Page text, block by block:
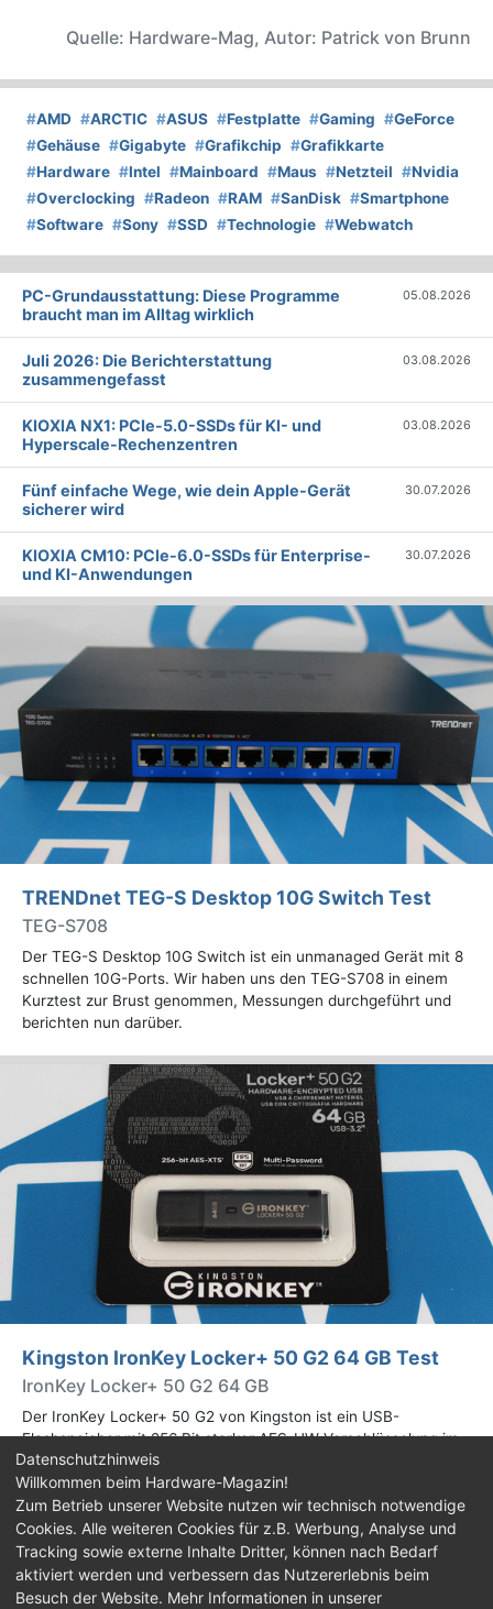
Quelle: Hardware-Mag, Autor: Patrick von Brunn
#AMD #ARCTIC #ASUS #Festplatte #Gaming #GeForce
#Gehäuse #Gigabyte #Grafikchip #Grafikkarte
#Hardware #Intel #Mainboard #Maus #Netzteil #Nvidia
#Overclocking #Radeon #RAM #SanDisk #Smartphone
#Software #Sony #SSD #Technologie #Webwatch
PC-Grundausstattung: Diese Programme
braucht man im Alltag wirklich
05.08.2026
Juli 2026: Die Bericht­erstattung
zusammengefasst
03.08.2026
KIOXIA NX1: PCIe-5.0-SSDs für KI- und
Hyperscale-Rechenzentren
03.08.2026
Fünf einfache Wege, wie dein Apple-Gerät
sicherer wird
30.07.2026
KIOXIA CM10: PCIe-6.0-SSDs für Enterprise-
und KI-Anwendungen
30.07.2026
TRENDnet TEG-S Desktop 10G Switch Test
TEG-S708
Der TEG-S Desktop 10G Switch ist ein unmanaged Gerät mit 8
schnellen 10G-Ports. Wir haben uns den TEG-S708 in einem
Kurztest zur Brust genommen, Messungen durchgeführt und
berichten nun darüber.
Kingston IronKey Locker+ 50 G2 64 GB Test
IronKey Locker+ 50 G2 64 GB
Der IronKey Locker+ 50 G2 von Kingston ist ein USB-
Flashspeicher mit 256 Bit starker AES-HW-Verschlüsselung im
XTS-Modus. Wir haben das 64-GB-Modell im Praxistest
genauer begutachtet.
Impressum| Kontakt |Jobs |Datenschutz |
Consent‑Einstellungen |Haftungsausschluss
Datenschutzhinweis
Willkommen beim Hardware-Magazin!
Zum Betrieb unserer Website nutzen wir technisch notwendige
Cookies. Alle weiteren Cookies für z.B. Werbung, Analyse und
Tracking sowie externe Inhalte Dritter, können nach Bedarf
aktiviert werden und verbessern das Nutzererlebnis beim
Besuch der Website. Mehr Informationen in unserer